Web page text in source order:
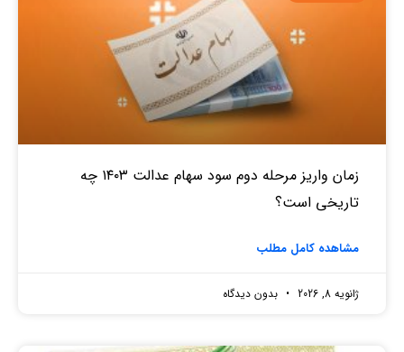
زمان واریز مرحله دوم سود سهام عدالت ۱۴۰۳ چه
تاریخی است؟
مشاهده کامل مطلب
ژانویه 8, 2026 بدون دیدگاه